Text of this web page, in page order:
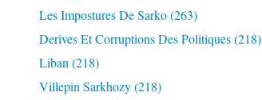
Les Impostures De Sarko(263)
Derives Et Corruptions Des Politiques(218)
Liban (218)
Villepin Sarkhozy(218)